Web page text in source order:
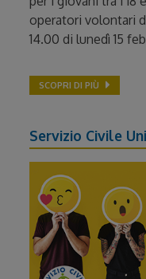
operatori volontari
14.00 di lunedì 15
SCOPRI DI PIÙ
Servizio Civile